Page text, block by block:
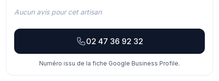
Aucun avis pour cet artisan
02 47 36 92 32
Numéro issu de la fiche Google Business Profile.